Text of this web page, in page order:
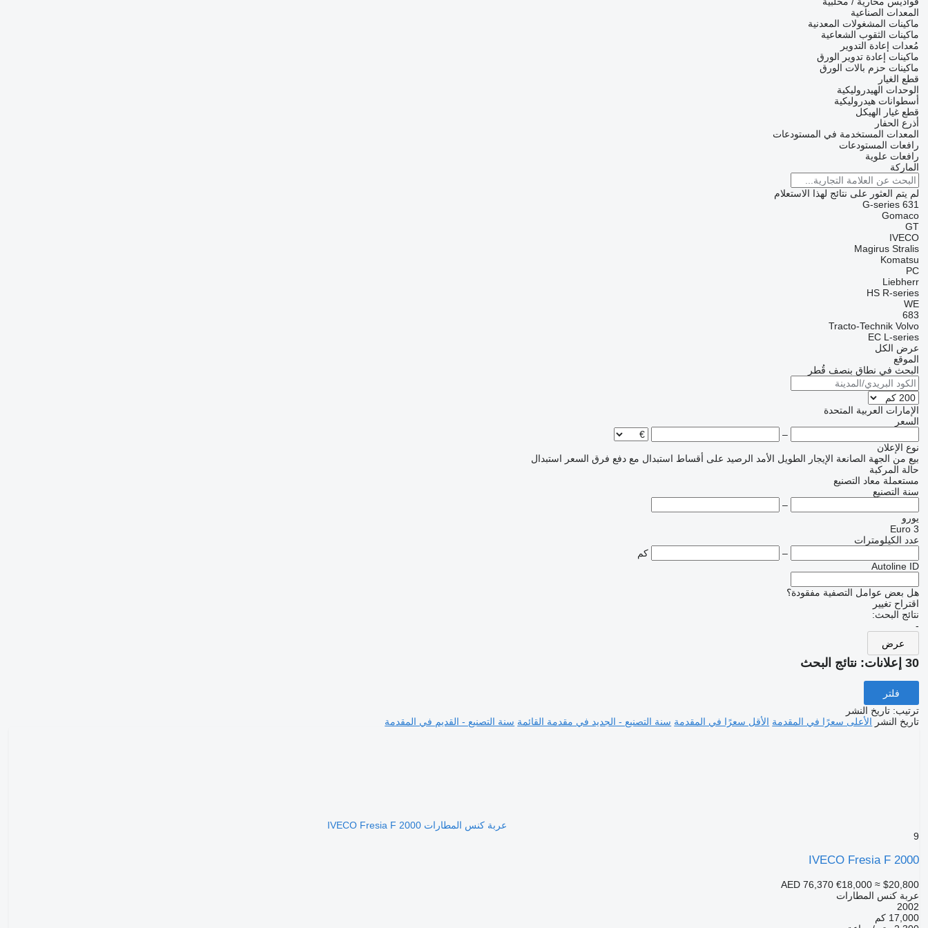
المعدات الصناعية
ماكينات المشغولات المعدنية
ماكينات الثقوب الشعاعية
مُعدات إعادة التدوير
ماكينات إعادة تدوير الورق
ماكينات حزم بالات الورق
قطع الغيار
الوحدات الهيدروليكية
أسطوانات هيدروليكية
قطع غيار الهيكل
أذرع الحفار
المعدات المستخدمة في المستودعات
رافعات المستودعات
رافعات علوية
الماركة
لم يتم العثور على نتائج لهذا الاستعلام
631
G-series
Gomaco
GT
IVECO
Magirus Stralis
Komatsu
PC
Liebherr
HS R-series
WE
683
Tracto-Technik Volvo
EC L-series
عرض الكل
الموقع
البحث في نطاق بنصف قُطر
الإمارات العربية المتحدة
السعر
–
نوع الإعلان
بيع من الجهة الصانعة الإيجار الطويل الأمد الرصيد على أقساط استبدال مع دفع فرق السعر استبدال
حالة المركبة
مستعملة معاد التصنيع
سنة التصنيع
–
يورو
Euro 3
عدد الكيلومترات
–
كم
Autoline ID
هل بعض عوامل التصفية مفقودة؟
اقتراح تغيير
نتائج البحث:
-
عرض
30 إعلانات: نتائج البحث
فلتر
ترتيب: تاريخ النشر
تاريخ النشر الأعلى سعرًا في المقدمة الأقل سعرًا في المقدمة سنة التصنيع - الجديد في مقدمة القائمة سنة التصنيع - القديم في المقدمة
عربة كنس المطارات IVECO Fresia F 2000
9
IVECO Fresia F 2000
AED 76,370 €18,000 ≈ $20,800
عربة كنس المطارات
2002
17,000 كم